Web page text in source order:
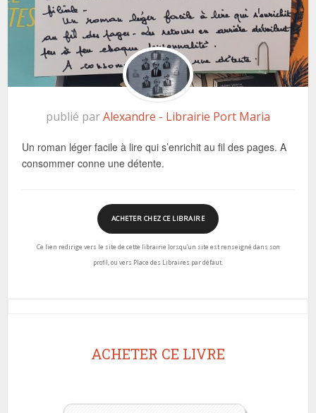
publié parAlexandre - Librairie Port Maria
Un roman léger facile à lire qui s’enrichit au fil des pages. A
consommer conne une détente.
ACHETER CHEZ CE LIBRAIRE
Ce lien redirige vers le site de cette librairie lorsqu’un site est renseigné dans son
profil, ou vers Place des Libraires par défaut.
ACHETER CE LIVRE